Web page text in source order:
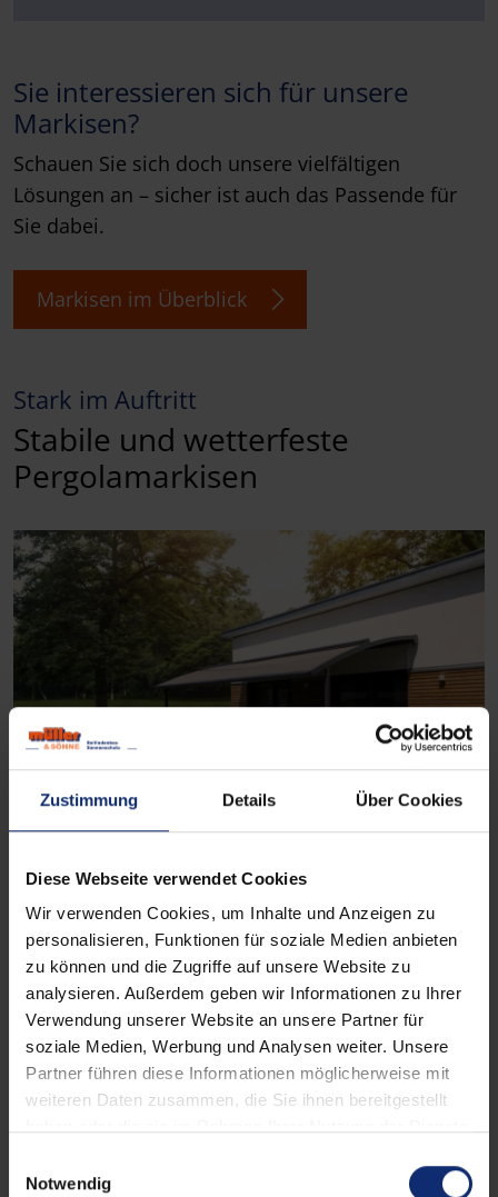
Zustimmung Details Über Cookies
Diese Webseite verwendet Cookies
Wir verwenden Cookies, um Inhalte und Anzeigen zu
personalisieren, Funktionen für soziale Medien anbieten
zu können und die Zugriffe auf unsere Website zu
analysieren. Außerdem geben wir Informationen zu Ihrer
Verwendung unserer Website an unsere Partner für
soziale Medien, Werbung und Analysen weiter. Unsere
Partner führen diese Informationen möglicherweise mit
weiteren Daten zusammen, die Sie ihnen bereitgestellt
Notwendig
Sie interessieren sich für unsere
Markisen?
Schauen Sie sich doch unsere vielfältigen
Lösungen an – sicher ist auch das Passende für
Sie dabei.
Markisen im Überblick
Stark im Auftritt
Stabile und wetterfeste
Pergolamarkisen
Pergolamarkisenverbinden die Leichtigkeit
textiler Beschattung mit derStabilität fester
Konstruktionen. Im Gegensatz zu
freischwebenden Varianten werden siedurch
seitliche Führungsschienen oder Pfosten
gestützt, was eine erhöhte Windfestigkeit und
Belastbarkeit gegenüber anderen Arten
ermöglicht. Dadurch eignen sie sich besonders
für großzügige Terrassen, offene Gartenbereiche